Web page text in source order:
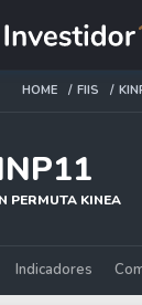
HOME FIIS
PERMUTA KINEA
Indicadores